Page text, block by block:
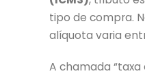
tipo de compra.
alíquota varia
A chamada “taxa